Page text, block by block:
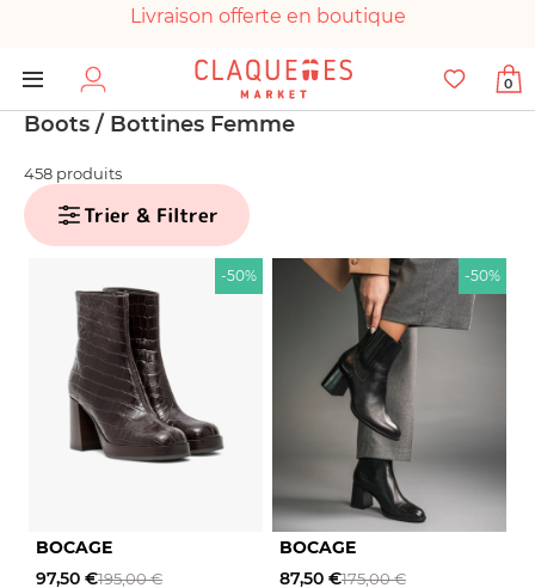
Livraison offerte en boutique
Paiement 100% sécurisé
Chaussures garanties en parfait état
0
Boots / Bottines Femme
458 produits
Trier & Filtrer
-50%
BOCAGE
97,50 €195,00 €
-50%
BOCAGE
87,50 €175,00 €